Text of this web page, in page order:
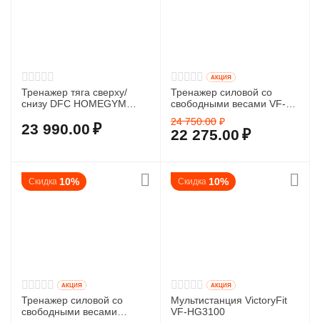
Тренажер тяга сверху/
снизу DFC HOMEGYM
23 990.00 ₽
AКЦИЯ
Тренажер силовой со
свободными весами VF-
24 750.00 ₽
22 275.00 ₽
Скидка 10%
AКЦИЯ
Тренажер силовой со
свободными весами
Скидка 10%
AКЦИЯ
Мультистанция VictoryFit
VF-HG3100